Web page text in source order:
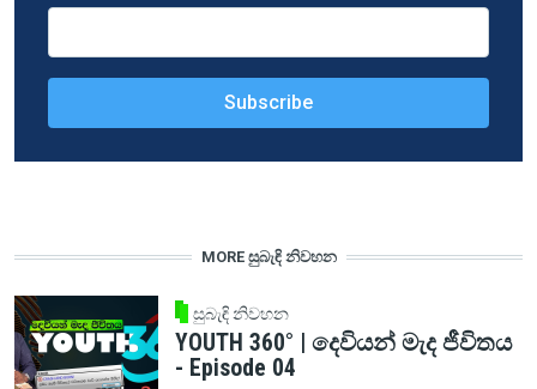
MORE සුබැඳි නිවහන
සුබැඳි නිවහන
YOUTH 360° | දෙවියන් මැද ජීවිතය
- Episode 04